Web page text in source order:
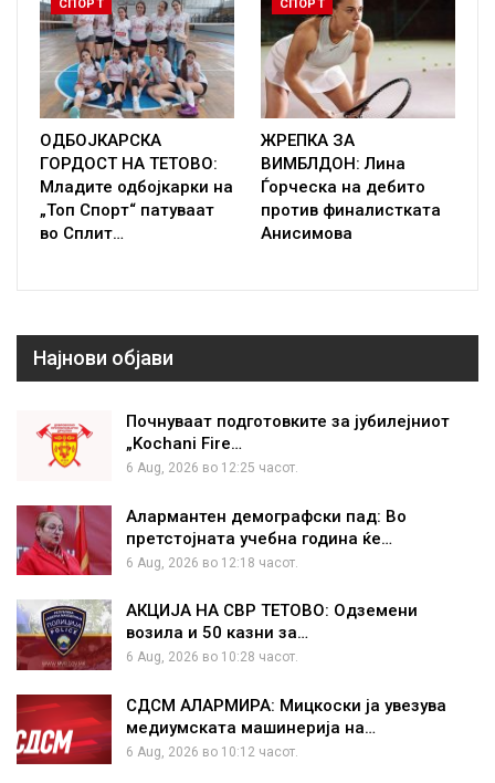
СПОРТ
ОДБОЈКАРСКА
ГОРДОСТ НА ТЕТОВО:
Младите одбојкарки на
„Топ Спорт“ патуваат
во Сплит…
СПОРТ
ЖРЕПКА ЗА
ВИМБЛДОН: Лина
Ѓорческа на дебито
против финалистката
Анисимова
Најнови објави
Почнуваат подготовките за јубилејниот
„Kochani Fire…
6 Aug, 2026 во 12:25 часот.
Алармантен демографски пад: Во
претстојната учебна година ќе…
6 Aug, 2026 во 12:18 часот.
АКЦИЈА НА СВР ТЕТОВО: Одземени
возила и 50 казни за…
6 Aug, 2026 во 10:28 часот.
СДСМ АЛАРМИРА: Мицкоски ја увезува
медиумската машинерија на…
6 Aug, 2026 во 10:12 часот.